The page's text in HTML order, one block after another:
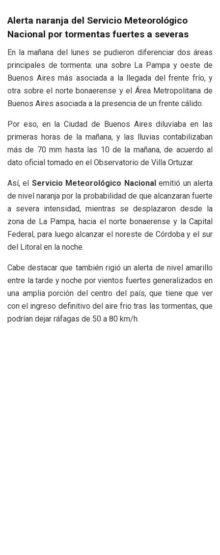
Alerta naranja del Servicio Meteorológico
Nacional por tormentas fuertes a severas
En la mañana del lunes se pudieron diferenciar dos áreas
principales de tormenta: una sobre La Pampa y oeste de
Buenos Aires más asociada a la llegada del frente frío, y
otra sobre el norte bonaerense y el Área Metropolitana de
Buenos Aires asociada a la presencia de un frente cálido.
Por eso, en la Ciudad de Buenos Aires diluviaba en las
primeras horas de la mañana, y las lluvias contabilizaban
más de 70 mm hasta las 10 de la mañana, de acuerdo al
dato oficial tomado en el Observatorio de Villa Ortuzar.
Así, el Servicio Meteorológico Nacionalemitió un alerta
de nivel naranja por la probabilidad de que alcanzaran fuerte
a severa intensidad, mientras se desplazaron desde la
zona de La Pampa, hacia el norte bonaerense y la Capital
Federal, para luego alcanzar el noreste de Córdoba y el sur
del Litoral en la noche.
Cabe destacar que también rigió un alerta de nivel amarillo
entre la tarde y noche por vientos fuertes generalizados en
una amplia porción del centro del país, que tiene que ver
con el ingreso definitivo del aire frio tras las tormentas, que
podrían dejar ráfagas de 50 a 80 km/h.